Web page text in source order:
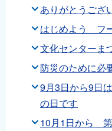
ありがとうご
はじめよう フ
文化センターま
防災のために必
9月3日から9日
の日です
10月1日から 第